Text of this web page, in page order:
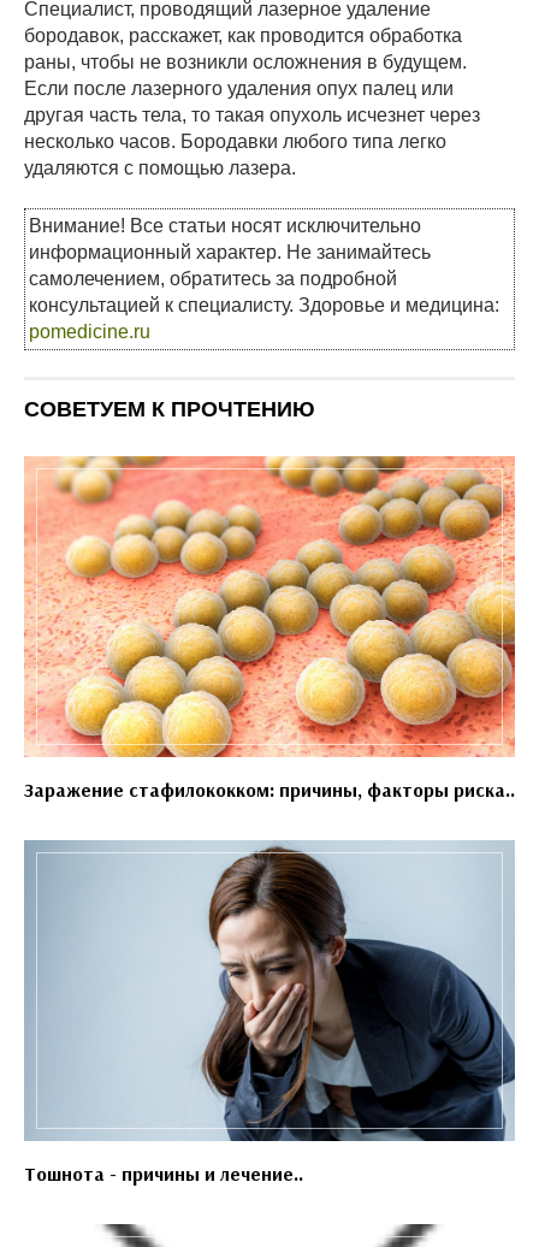
Специалист, проводящий лазерное удаление
бородавок, расскажет, как проводится обработка
раны, чтобы не возникли осложнения в будущем.
Если после лазерного удаления опух палец или
другая часть тела, то такая опухоль исчезнет через
несколько часов. Бородавки любого типа легко
удаляются с помощью лазера.
Внимание! Все статьи носят исключительно
информационный характер. Не занимайтесь
самолечением, обратитесь за подробной
консультацией к специалисту. Здоровье и медицина:
pomedicine.ru
СОВЕТУЕМ К ПРОЧТЕНИЮ
Заражение стафилококком: причины, факторы риска..
Тошнота - причины и лечение..